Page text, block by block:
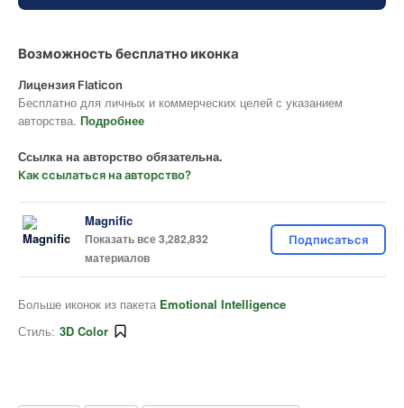
Возможность бесплатно иконка
Лицензия Flaticon
Бесплатно для личных и коммерческих целей с указанием
авторства. Подробнее
Ссылка на авторство обязательна.
Как ссылаться на авторство?
Magnific
Показать все 3,282,832
материалов
Подписаться
Больше иконок из пакета Emotional Intelligence
Стиль: 3D Color